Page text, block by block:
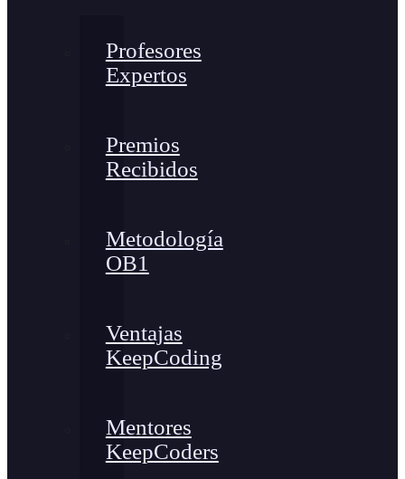
Profesores
Expertos
Premios
Recibidos
Metodología
OB1
Ventajas
KeepCoding
Mentores
KeepCoders